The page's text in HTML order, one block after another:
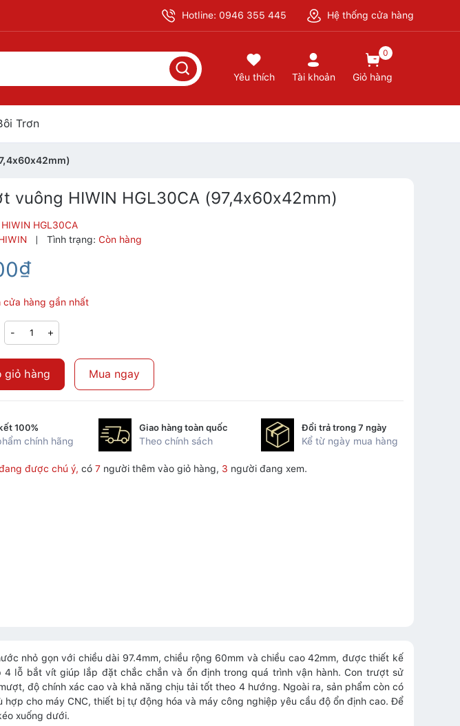
Hotline: 0946 355 445 Hệ thống cửa hàng
Yêu thích Tài khoản
0
Giỏ hàng
Trơn
vuông HIWIN HGL30CA (97,4x60x42mm)
HIWIN HGL30CA
| Tình trạng: Còn hàng
cửa hàng gần nhất
- +
giỏ hàng Mua ngay
100%
chính hãng
Giao hàng toàn quốc
Theo chính sách
Đổi trả trong 7 ngày
Kể từ ngày mua hàng
được chú ý, có 7 người thêm vào giỏ hàng, 3 người đang xem.
nhỏ gọn với chiều dài 97.4mm, chiều rộng 60mm và chiều cao 42mm, được thiết kế
lỗ bắt vít giúp lắp đặt chắc chắn và ổn định trong quá trình vận hành. Con trượt sử
độ chính xác cao và khả năng chịu tải tốt theo 4 hướng. Ngoài ra, sản phẩm còn có
hợp cho máy CNC, thiết bị tự động hóa và máy công nghiệp yêu cầu độ ổn định cao. Để
xuống dưới.